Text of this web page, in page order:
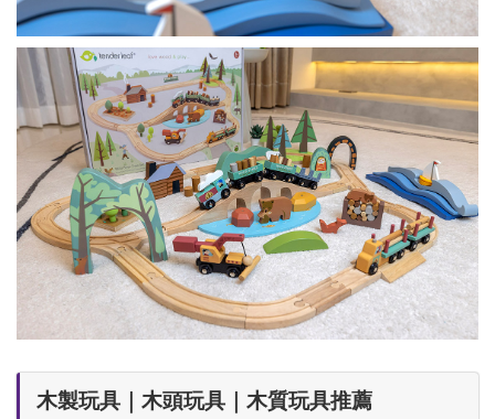
木製玩具｜木頭玩具｜木質玩具推薦